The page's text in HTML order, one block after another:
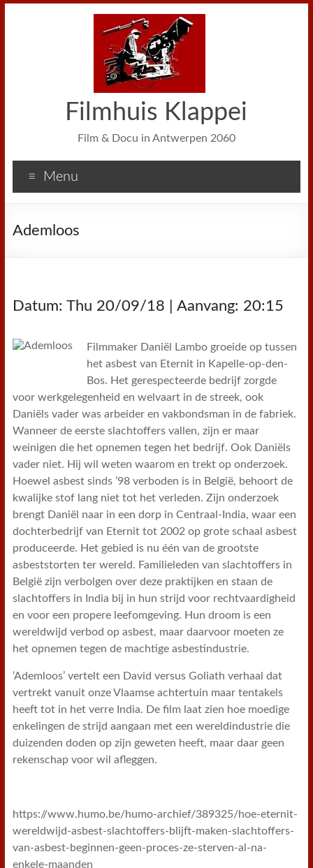
Filmhuis Klappei
Film & Docu in Antwerpen 2060
Menu
Ademloos
Datum: Thu 20/09/18 | Aanvang: 20:15
Filmmaker Daniël Lambo groeide op tussen
het asbest van Eternit in Kapelle-op-den-
Bos. Het gerespecteerde bedrijf zorgde
voor werkgelegenheid en welvaart in de streek, ook
Daniëls vader was arbeider en vakbondsman in de fabriek.
Wanneer de eerste slachtoffers vallen, zijn er maar
weinigen die het opnemen tegen het bedrijf. Ook Daniëls
vader niet. Hij wil weten waarom en trekt op onderzoek.
Hoewel asbest sinds ’98 verboden is in België, behoort de
kwalijke stof lang niet tot het verleden. Zijn onderzoek
brengt Daniël naar in een dorp in Centraal-India, waar een
dochterbedrijf van Eternit tot 2002 op grote schaal asbest
produceerde. Het gebied is nu één van de grootste
asbeststorten ter wereld. Familieleden van slachtoffers in
België zijn verbolgen over deze praktijken en staan de
slachtoffers in India bij in hun strijd voor rechtvaardigheid
en voor een propere leefomgeving. Hun droom is een
wereldwijd verbod op asbest, maar daarvoor moeten ze
het opnemen tegen de machtige asbestindustrie.
‘Ademloos’ vertelt een David versus Goliath verhaal dat
vertrekt vanuit onze Vlaamse achtertuin maar tentakels
heeft tot in het verre India. De film laat zien hoe moedige
enkelingen de strijd aangaan met een wereldindustrie die
duizenden doden op zijn geweten heeft, maar daar geen
rekenschap voor wil afleggen.
https://www.humo.be/humo-archief/389325/hoe-eternit-
wereldwijd-asbest-slachtoffers-blijft-maken-slachtoffers-
van-asbest-beginnen-geen-proces-ze-sterven-al-na-
enkele-maanden